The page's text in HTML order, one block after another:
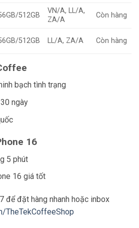
512GB
VN/A, LL/A,
ZA/A
Còn hàng
512GB LL/A, ZA/A Còn hàng
bạch tình trạng
ngày
16
5 phút
16 giá tốt
để đặt hàng nhanh hoặc inbox
TheTekCoffeeShop